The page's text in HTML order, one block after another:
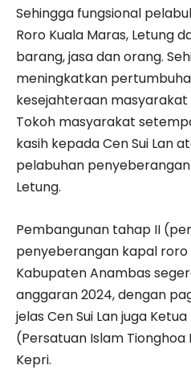
Sehingga fungsional
Roro Kuala Maras, Letung
barang, jasa dan orang.
meningkatkan
kesejahteraan
Tokoh masyarakat
kasih kepada Cen Sui Lan
pelabuhan penyeberangan
Letung.
Pembangunan tahap II
penyeberangan kapal roro
Kabupaten Anambas
anggaran 2024, dengan
jelas Cen Sui Lan juga
(Persatuan Islam Tionghoa
Kepri.